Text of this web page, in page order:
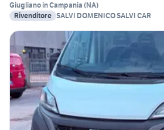
Giugliano in Campania (NA)
Rivenditore SALVI DOMENICO SALVI CAR